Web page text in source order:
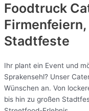
Foodtruck
Stadtfeste
Ihr plant ein Event und
Sprakensehl? Unser
Wünschen an. Von
bis hin zu großen